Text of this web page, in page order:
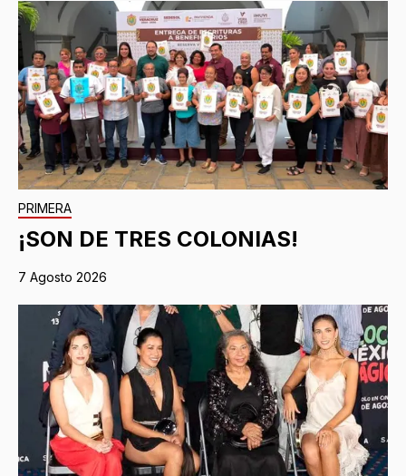
PRIMERA
¡SON DE TRES COLONIAS!
7 Agosto 2026